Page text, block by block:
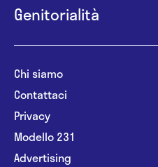
Genitorialità
Chi siamo
Contattaci
Privacy
Modello 231
Advertising